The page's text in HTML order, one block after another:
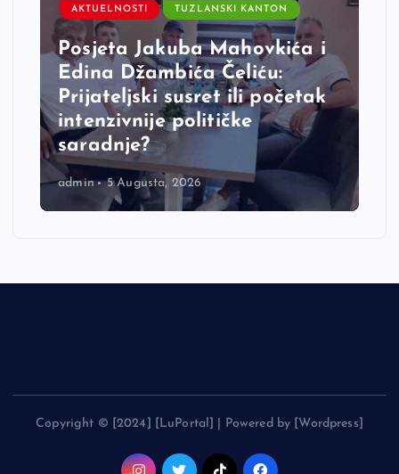
AKTUELNOSTI TUZLANSKI KANTON
Posjeta Jakuba Mahovkića i
Edina Džambića Čeliću:
Prijateljski susret ili početak
intenzivnije političke
saradnje?
admin 5 Augusta, 2026
Copyright © [2024] [LuPortal] | Powered by [Wordpress]